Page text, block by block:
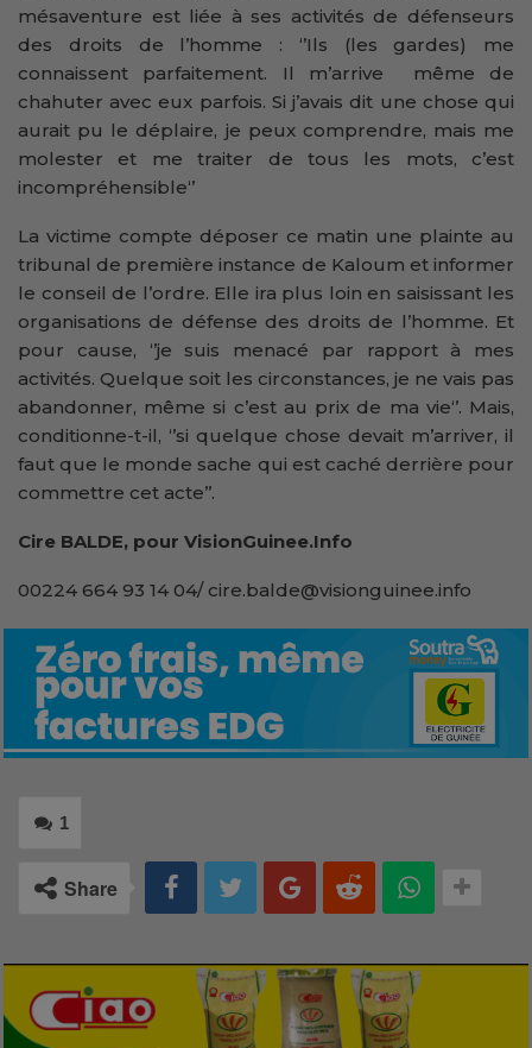
mésaventure est liée à ses activités de défenseurs
des droits de l’homme : ‘’Ils (les gardes) me
connaissent parfaitement. Il m’arrive même de
chahuter avec eux parfois. Si j’avais dit une chose qui
aurait pu le déplaire, je peux comprendre, mais me
molester et me traiter de tous les mots, c’est
incompréhensible‘’
La victime compte déposer ce matin une plainte au
tribunal de première instance de Kaloum et informer
le conseil de l’ordre. Elle ira plus loin en saisissant les
organisations de défense des droits de l’homme. Et
pour cause, ‘’je suis menacé par rapport à mes
activités. Quelque soit les circonstances, je ne vais pas
abandonner, même si c’est au prix de ma vie‘’. Mais,
conditionne-t-il, ‘’si quelque chose devait m’arriver, il
faut que le monde sache qui est caché derrière pour
commettre cet acte’’.
Cire BALDE, pour VisionGuinee.Info
00224 664 93 14 04/ cire.balde@visionguinee.info
1
Share